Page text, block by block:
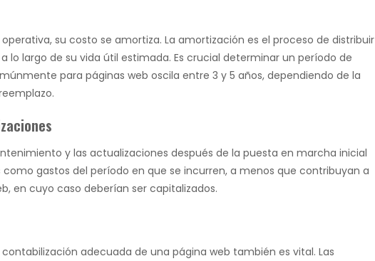
su costo se amortiza. La amortización es el proceso de distribuir
lo largo de su vida útil estimada. Es crucial determinar un período de
para páginas web oscila entre 3 y 5 años, dependiendo de la
y las actualizaciones después de la puesta en marcha inicial
gastos del período en que se incurren, a menos que contribuyan a
en cuyo caso deberían ser capitalizados.
adecuada de una página web también es vital. Las